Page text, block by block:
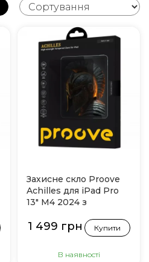
Захисне скло Proove
Achilles для iPad Pro
13" M4 2024 з
1 499 грн Купити
В наявності